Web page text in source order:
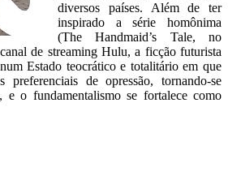
diversos países. Além de ter
inspirado a série homônima
(The Handmaid’s Tale, no
de streaming Hulu, a ficção futurista
Estado teocrático e totalitário em que
preferenciais de opressão, tornando-se
e o fundamentalismo se fortalece como